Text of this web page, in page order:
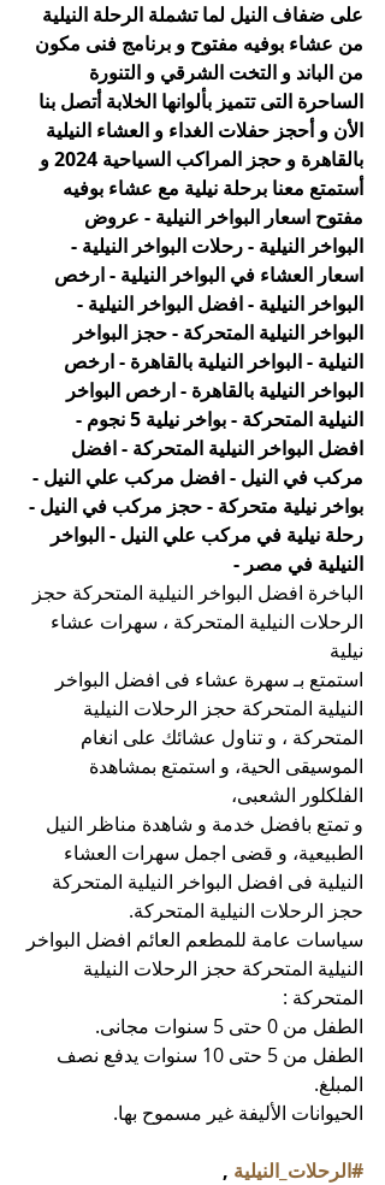
على ضفاف النيل لما تشملة الرحلة النيلية
من عشاء بوفيه مفتوح و برنامج فنى مكون
من الباند و التخت الشرقي و التنورة
الساحرة التى تتميز بألوانها الخلابة أتصل بنا
الأن و أحجز حفلات الغداء و العشاء النيلية
بالقاهرة و حجز المراكب السياحية 2024 و
أستمتع معنا برحلة نيلية مع عشاء بوفيه
مفتوح اسعار البواخر النيلية - عروض
البواخر النيلية - رحلات البواخر النيلية -
اسعار العشاء في البواخر النيلية - ارخص
البواخر النيلية - افضل البواخر النيلية -
البواخر النيلية المتحركة - حجز البواخر
النيلية - البواخر النيلية بالقاهرة - ارخص
البواخر النيلية بالقاهرة - ارخص البواخر
النيلية المتحركة - بواخر نيلية 5 نجوم -
افضل البواخر النيلية المتحركة - افضل
مركب في النيل - افضل مركب علي النيل -
بواخر نيلية متحركة - حجز مركب في النيل -
رحلة نيلية في مركب علي النيل - البواخر
النيلية في مصر -
الباخرة افضل البواخر النيلية المتحركة حجز
الرحلات النيلية المتحركة ، سهرات عشاء
نيلية
استمتع بـ سهرة عشاء فى افضل البواخر
النيلية المتحركة حجز الرحلات النيلية
المتحركة ، و تناول عشائك على انغام
الموسيقى الحية، و استمتع بمشاهدة
الفلكلور الشعبى،
و تمتع بافضل خدمة و شاهدة مناظر النيل
الطبيعية، و قضى اجمل سهرات العشاء
النيلية فى افضل البواخر النيلية المتحركة
حجز الرحلات النيلية المتحركة.
سياسات عامة للمطعم العائم افضل البواخر
النيلية المتحركة حجز الرحلات النيلية
المتحركة :
الطفل من 0 حتى 5 سنوات مجانى.
الطفل من 5 حتى 10 سنوات يدفع نصف
المبلغ.
الحيوانات الأليفة غير مسموح بها.
#الرحلات_النيلية ,